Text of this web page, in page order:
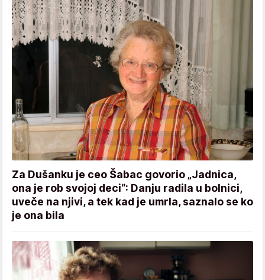
Za Dušanku je ceo Šabac govorio „Jadnica,
ona je rob svojoj deci“: Danju radila u bolnici,
uveče na njivi, a tek kad je umrla, saznalo se ko
je ona bila